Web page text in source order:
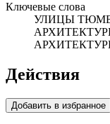
Ключевые слова
УЛИЦЫ
Действия
Добавить в избранное